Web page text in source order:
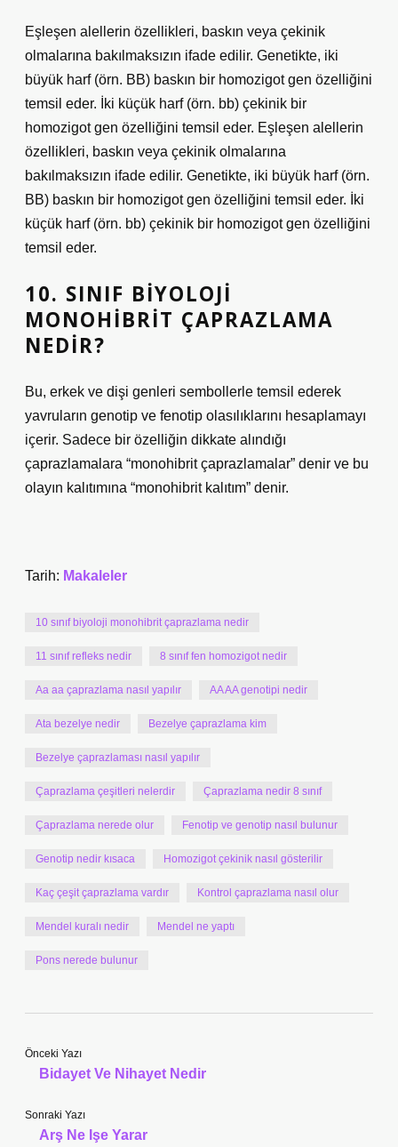
Eşleşen alellerin özellikleri, baskın veya çekinik
olmalarına bakılmaksızın ifade edilir. Genetikte, iki
büyük harf (örn. BB) baskın bir homozigot gen özelliğini
temsil eder. İki küçük harf (örn. bb) çekinik bir
homozigot gen özelliğini temsil eder. Eşleşen alellerin
özellikleri, baskın veya çekinik olmalarına
bakılmaksızın ifade edilir. Genetikte, iki büyük harf (örn.
BB) baskın bir homozigot gen özelliğini temsil eder. İki
küçük harf (örn. bb) çekinik bir homozigot gen özelliğini
temsil eder.
10. SINIF BIYOLOJI
MONOHIBRIT ÇAPRAZLAMA
NEDIR?
Bu, erkek ve dişi genleri sembollerle temsil ederek
yavruların genotip ve fenotip olasılıklarını hesaplamayı
içerir. Sadece bir özelliğin dikkate alındığı
çaprazlamalara “monohibrit çaprazlamalar” denir ve bu
olayın kalıtımına “monohibrit kalıtım” denir.
Tarih: Makaleler
10 sınıf biyoloji monohibrit çaprazlama nedir
11 sınıf refleks nedir 8 sınıf fen homozigot nedir
Aa aa çaprazlama nasıl yapılır AA AA genotipi nedir
Ata bezelye nedir Bezelye çaprazlama kim
Bezelye çaprazlaması nasıl yapılır
Çaprazlama çeşitleri nelerdir Çaprazlama nedir 8 sınıf
Çaprazlama nerede olur Fenotip ve genotip nasıl bulunur
Genotip nedir kısaca Homozigot çekinik nasıl gösterilir
Kaç çeşit çaprazlama vardır Kontrol çaprazlama nasıl olur
Mendel kuralı nedir Mendel ne yaptı
Pons nerede bulunur
Önceki Yazı
Bidayet Ve Nihayet Nedir
Sonraki Yazı
Arş Ne Işe Yarar